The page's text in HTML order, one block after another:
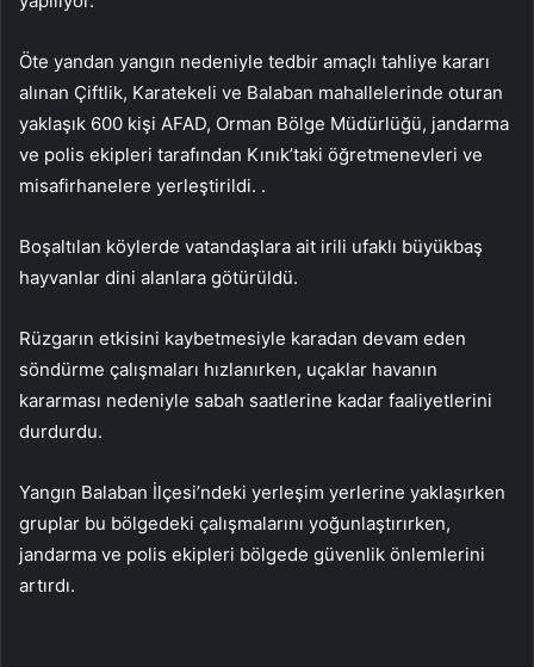
Öte yandan yangın nedeniyle tedbir amaçlı tahliye kararı
alınan Çiftlik, Karatekeli ve Balaban mahallelerinde oturan
yaklaşık 600 kişi AFAD, Orman Bölge Müdürlüğü, jandarma
ve polis ekipleri tarafından Kınık’taki öğretmenevleri ve
misafirhanelere yerleştirildi. .
Boşaltılan köylerde vatandaşlara ait irili ufaklı büyükbaş
hayvanlar dini alanlara götürüldü.
Rüzgarın etkisini kaybetmesiyle karadan devam eden
söndürme çalışmaları hızlanırken, uçaklar havanın
kararması nedeniyle sabah saatlerine kadar faaliyetlerini
durdurdu.
Yangın Balaban İlçesi’ndeki yerleşim yerlerine yaklaşırken
gruplar bu bölgedeki çalışmalarını yoğunlaştırırken,
jandarma ve polis ekipleri bölgede güvenlik önlemlerini
artırdı.